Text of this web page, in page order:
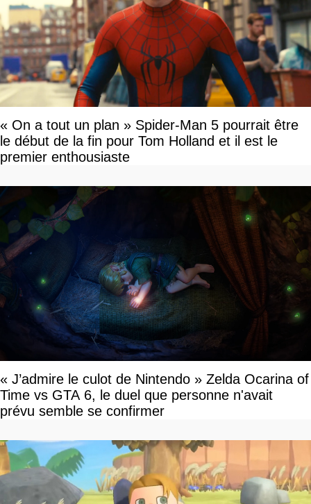
« On a tout un plan » Spider-Man 5 pourrait être
le début de la fin pour Tom Holland et il est le
premier enthousiaste
« J’admire le culot de Nintendo » Zelda Ocarina of
Time vs GTA 6, le duel que personne n'avait
prévu semble se confirmer